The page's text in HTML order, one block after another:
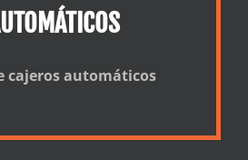
cajeros automáticos